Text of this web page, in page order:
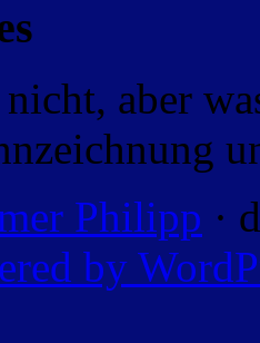
aber
Philipp ·
by